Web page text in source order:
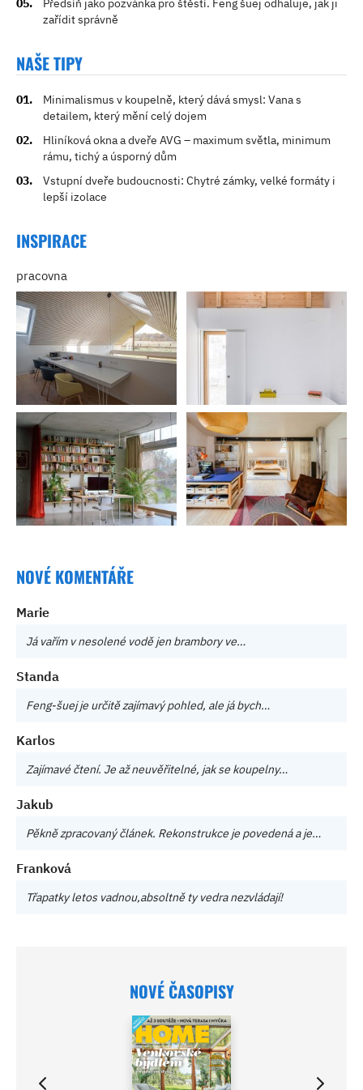
Předsíň jako pozvánka pro štěstí. Feng šuej odhaluje, jak ji
zařídit správně
NAŠE TIPY
Minimalismus v koupelně, který dává smysl: Vana s
detailem, který mění celý dojem
Hliníková okna a dveře AVG – maximum světla, minimum
rámu, tichý a úsporný dům
Vstupní dveře budoucnosti: Chytré zámky, velké formáty i
lepší izolace
INSPIRACE
pracovna
NOVÉ KOMENTÁŘE
Marie
Já vařím v nesolené vodě jen brambory ve…
Standa
Feng-šuej je určitě zajímavý pohled, ale já bych…
Karlos
Zajímavé čtení. Je až neuvěřitelné, jak se koupelny…
Jakub
Pěkně zpracovaný článek. Rekonstrukce je povedená a je…
Franková
Třapatky letos vadnou,absoltně ty vedra nezvládají!
NOVÉ ČASOPISY